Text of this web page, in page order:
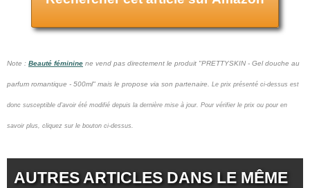
Note : Beauté féminine ne vend pas directement le produit "PRETTYSKIN - Gel douche au
parfum romantique - 500ml" mais le propose via son partenaire. Le prix présenté ci-dessus est
donc susceptible d'avoir été modifié depuis la dernière mise à jour. Pour vérifier le prix ou pour en
savoir plus, cliquez sur le bouton ci-dessus.
AUTRES ARTICLES DANS LE MÊME